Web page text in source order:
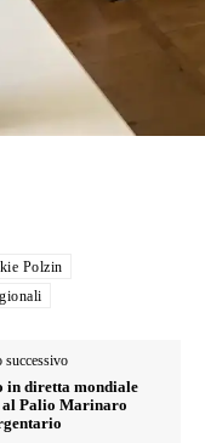
Polzin
successivo
in diretta mondiale
al Palio Marinaro